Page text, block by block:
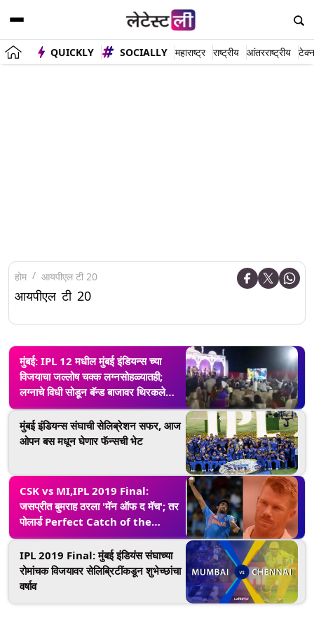
QUICKLY SOCIALLY महाराष्ट्र राष्ट्रीय आंतरराष्ट्रीय
होम आयपीएल टी 20
आयपीएल टी 20
मुंबई: IPL 12 मधील मुंबई इंडियन्स च्या
विजयाचा जल्लोष चक्क लग्नसोहळ्यातही;
लग्नाचे विधी सोडून बॅन्ड बाजावर थिरकले
वर्‍हाडी (Watch Video)
मुंबई इंडियन्स संघाची सेलिब्रेशन सफर, आज
ओपन बस मधून घेणार फॅन्सची भेट
CSK vs MI,IPL 2019 Final:
जसप्रीत बुमराह ठरला 'मॅन ऑफ द मॅच'; तर
पोलार्ड Perfect Catch of the
Season चा मानकरी
IPL 2019 Final: मुंबई इंडियंस संघाच्या
रोमांचक विजयावर सेलिब्रिटींकडून शुभेच्छांचा
वर्षाव